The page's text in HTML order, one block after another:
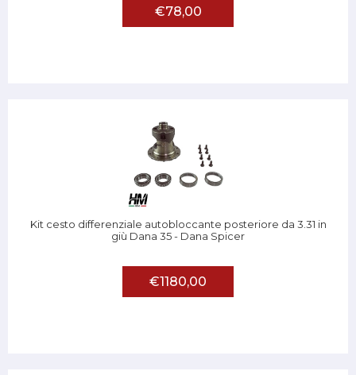
€78,00
Kit cesto differenziale autobloccante posteriore da 3.31 in
giù Dana 35 - Dana Spicer
€1180,00